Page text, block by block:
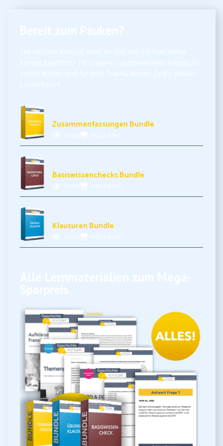
Zusammenfassungen Bundle
Basiswissenchecks Bundle
Klausuren Bundle